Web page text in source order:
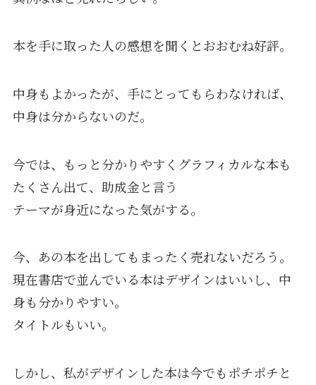
本を手に取った人の感想を聞くとおおむね好評。
中身もよかったが、手にとってもらわなければ、
中身は分からないのだ。
今では、もっと分かりやすくグラフィカルな本も
たくさん出て、助成金と言う
テーマが身近になった気がする。
今、あの本を出してもまったく売れないだろう。
現在書店で並んでいる本はデザインはいいし、中
身も分かりやすい。
タイトルもいい。
しかし、私がデザインした本は今でもポチポチと